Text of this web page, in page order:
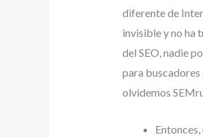
diferente de
invisible y no ha
del SEO, nadie
para buscadores
olvidemos